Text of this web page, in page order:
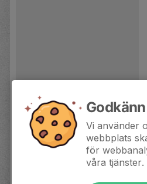
Vi använder
webbplats
för
våra tjänster.